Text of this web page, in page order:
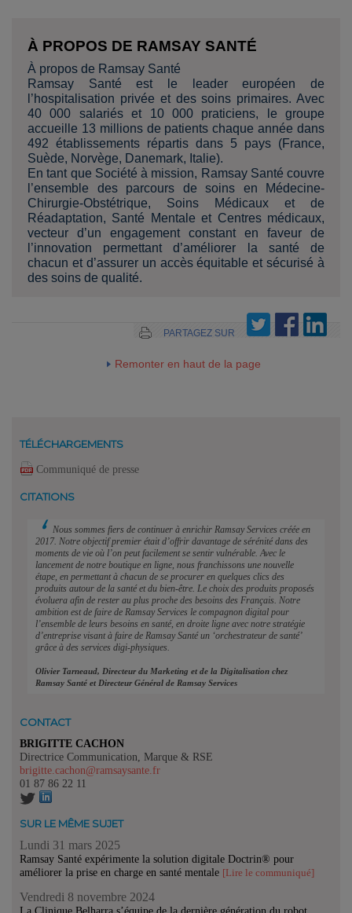
À PROPOS DE RAMSAY SANTÉ
À propos de Ramsay Santé
Ramsay Santé est le leader européen de
l’hospitalisation privée et des soins primaires. Avec
40 000 salariés et 10 000 praticiens, le groupe
accueille 13 millions de patients chaque année dans
492 établissements répartis dans 5 pays (France,
Suède, Norvège, Danemark, Italie).
En tant que Société à mission, Ramsay Santé couvre
l’ensemble des parcours de soins en Médecine-
Chirurgie-Obstétrique, Soins Médicaux et de
Réadaptation, Santé Mentale et Centres médicaux,
vecteur d’un engagement constant en faveur de
l’innovation permettant d’améliorer la santé de
chacun et d’assurer un accès équitable et sécurisé à
des soins de qualité.
PARTAGEZ SUR
Remonter en haut de la page
TÉLÉCHARGEMENTS
Communiqué de presse
CITATIONS
Nous sommes fiers de continuer à enrichir Ramsay Services créée en
2017. Notre objectif premier était d’offrir davantage de sérénité dans des
moments de vie où l’on peut facilement se sentir vulnérable. Avec le
lancement de notre boutique en ligne, nous franchissons une nouvelle
étape, en permettant à chacun de se procurer en quelques clics des
produits autour de la santé et du bien-être. Le choix des produits proposés
évoluera afin de rester au plus proche des besoins des Français. Notre
ambition est de faire de Ramsay Services le compagnon digital pour
l’ensemble de leurs besoins en santé, en droite ligne avec notre stratégie
d’entreprise visant à faire de Ramsay Santé un ‘orchestrateur de santé’
grâce à des services digi-physiques.
Olivier Tarneaud, Directeur du Marketing et de la Digitalisation chez
Ramsay Santé et Directeur Général de Ramsay Services
CONTACT
BRIGITTE CACHON
Directrice Communication, Marque & RSE
brigitte.cachon@ramsaysante.fr
01 87 86 22 11
SUR LE MÊME SUJET
Lundi 31 mars 2025
Ramsay Santé expérimente la solution digitale Doctrin® pour
améliorer la prise en charge en santé mentale [Lire le communiqué]
Vendredi 8 novembre 2024